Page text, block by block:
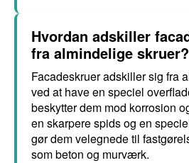
Hvordan adskiller
fra almindelige skruer?
Facadeskruer adskiller sig fra
ved at have en speciel
beskytter dem mod korrosion
en skarpere spids og en
gør dem velegnede til
som beton og murværk.